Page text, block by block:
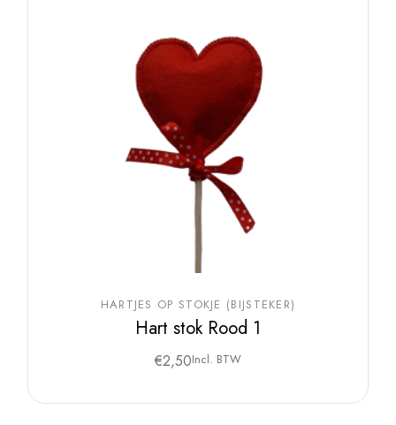
HARTJES OP STOKJE (BIJSTEKER)
Hart stok Rood 1
€2,50Incl. BTW